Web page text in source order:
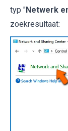
typ "Netwerk
zoekresultaat: